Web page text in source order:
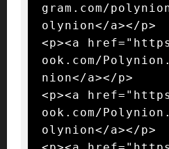
gram.com/
olynion</a></p>
<p><a
ook.com/
nion</a></p>
<p><a
ook.com/
olynion</a></p>